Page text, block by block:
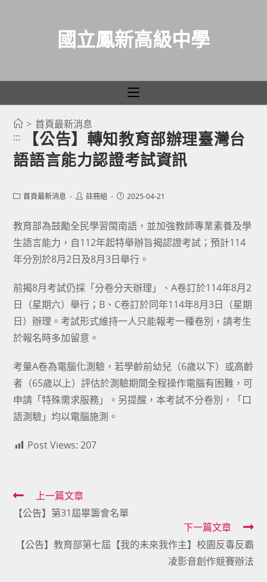
國立鳳新高級中學
> 首頁最新消息
:::
【公告】轉知教育部辦理臺灣台
語語言能力認證考試資訊
Post首頁最新消息
Post註冊組
Post2025-04-21
教育部為鼓勵全民學習閩南語，並加強教師專業素養及學
生語言能力，自112年起特舉辦旨揭認證考試；預計114
年分別於8月2日及8月3日舉行。
前揭8月考試仍採「分卷分天辦理」、A卷訂於114年8月2
日（星期六）舉行；B、C卷訂於同年114年8月3日（星期
日）辦理。考試形式維持一人只能報考一種卷別，請考生
於報名時多加留意。
考量A卷為電腦化測驗，若學齡前幼兒（6歲以下）或高齡
者（65歲以上）評估於測驗期間全程操作電腦有困難，可
申請「特殊需求服務」。另提醒，本考試不分卷別，「口
語測驗」均以電腦施測。
Post Views: 207
Read
more
articles
上一篇文章
【公告】第31屆畢籌會名單
下一篇文章
【公告】教育部第七屆【我的未來我作主】校園反毒反霸
凌影音創作競賽辦法